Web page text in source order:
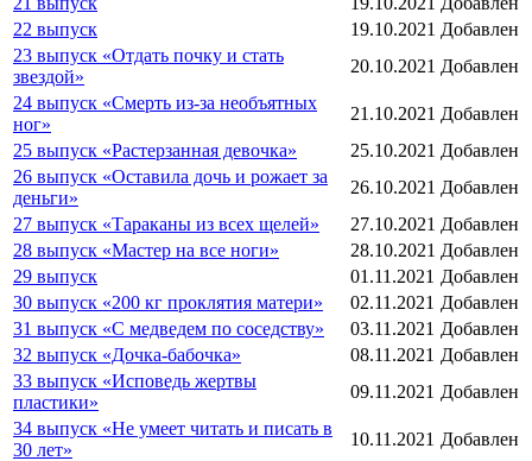
22 выпуск
19.10.2021 Добавлен
23 выпуск «Отдать почку и стать
звездой»
20.10.2021 Добавлен
24 выпуск «Смерть из-за необъятных
ног»
21.10.2021 Добавлен
25 выпуск «Растерзанная девочка»
25.10.2021 Добавлен
26 выпуск «Оставила дочь и рожает за
деньги»
26.10.2021 Добавлен
27 выпуск «Тараканы из всех щелей»
27.10.2021 Добавлен
28 выпуск «Мастер на все ноги»
28.10.2021 Добавлен
29 выпуск
01.11.2021 Добавлен
30 выпуск «200 кг проклятия матери»
02.11.2021 Добавлен
31 выпуск «С медведем по соседству»
03.11.2021 Добавлен
32 выпуск «Дочка-бабочка»
08.11.2021 Добавлен
33 выпуск «Исповедь жертвы
пластики»
09.11.2021 Добавлен
34 выпуск «Не умеет читать и писать в
30 лет»
10.11.2021 Добавлен